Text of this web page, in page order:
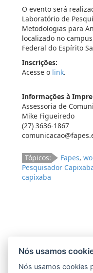
O evento será
Laboratório de
Metodologias para
localizado no
Federal do Espírito
Inscrições:
Acesse o link.
Informações à
Assessoria de
Mike Figueiredo
(27) 3636-1867
Tópicos: Fapes,
Pesquisador
capixaba
Nós usamos
Nós usamos cookies